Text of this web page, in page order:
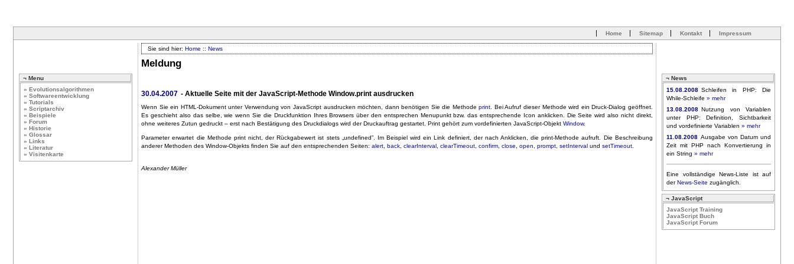
Home Sitemap Kontakt Impressum
Sie sind hier:Home ::News
Meldung
30.04.2007 - Aktuelle Seite mit der JavaScript-Methode Window.print ausdrucken
Wenn Sie ein HTML-Dokument unter Verwendung von JavaScript ausdrucken möchten, dann benötigen Sie die Methodeprint . Bei Aufruf dieser Methode wird ein Druck-Dialog geöffnet.
Es geschieht also das selbe, wie wenn Sie die Druckfunktion Ihres Browsers über den entsprechen Menupunkt bzw. das entsprechende Icon anklicken. Die Seite wird also nicht direkt,
ohne weiteres Zutun gedruckt – erst nach Bestätigung des Druckdialogs wird der Druckauftrag gestartet. Print gehört zum vordefinierten JavaScript-ObjektWindow.
Parameter erwartet die Methode print nicht, der Rückgabewert ist stets „undefined”. Im Beispiel wird ein Link definiert, der nach Anklicken, die print-Methode aufruft. Die Beschreibung
anderer Methoden des Window-Objekts finden Sie auf den entsprechenden Seiten:alert,back,clearInterval,clearTimeout,confirm,close,open,prompt,setInterval undsetTimeout.
Alexander Müller
¬ Menu
» Evolutionsalgorithmen
» Softwareentwicklung
» Tutorials
» Scriptarchiv
» Beispiele
» Forum
» Historie
» Glossar
» Links
» Literatur
» Visitenkarte
¬ News
15.08.2008 Schleifen in PHP: Die
While-Schleife» mehr
13.08.2008 Nutzung von Variablen
unter PHP: Definition, Sichtbarkeit
und vordefinierte Variablen» mehr
11.08.2008 Ausgabe von Datum und
Zeit mit PHP nach Konvertierung in
ein String» mehr
Eine vollständige News-Liste ist auf
derNews-Seite zugänglich.
¬ JavaScript
JavaScript Training
JavaScript Buch
JavaScript Forum